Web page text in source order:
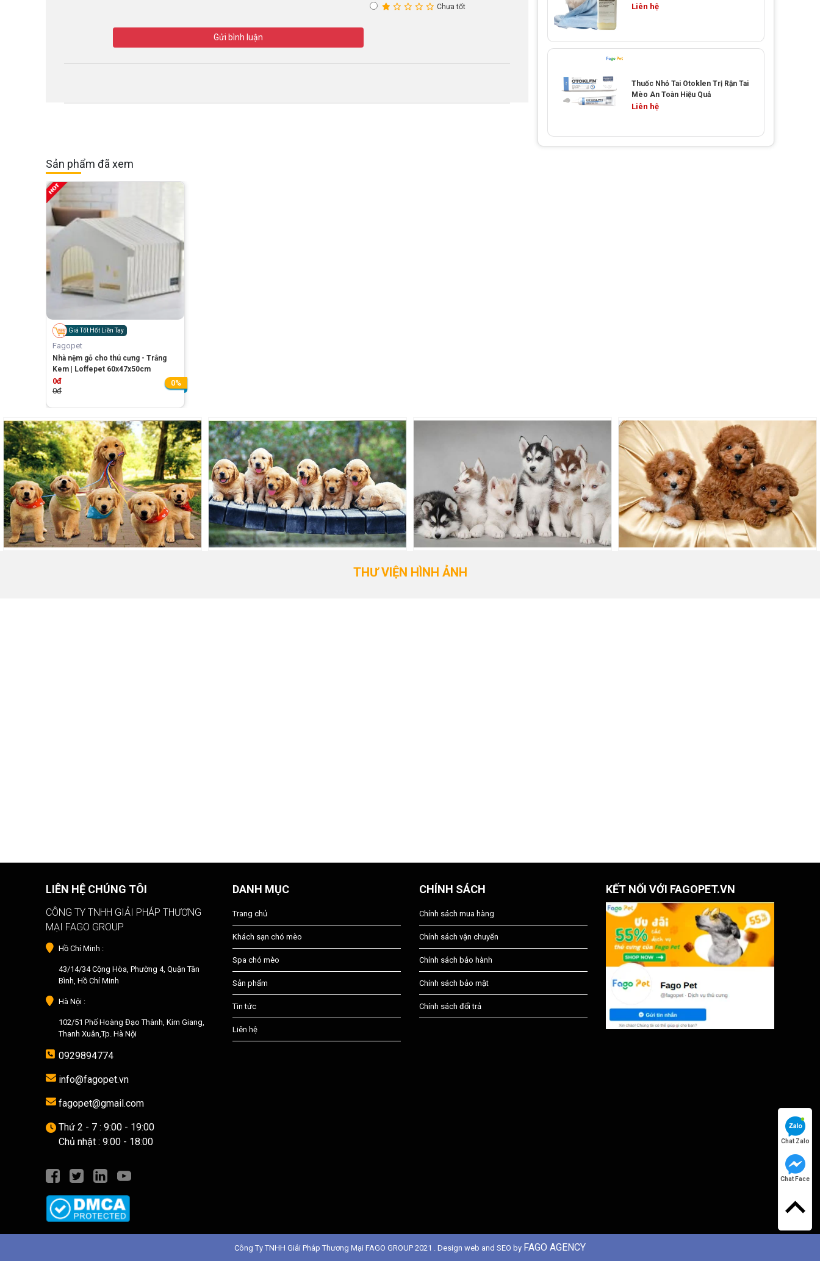
Chat Zalo
Chat Face
Chưa tốt
Gửi bình luận
Liên hệ
Thuốc Nhỏ Tai Otoklen Trị Rận Tai
Mèo An Toàn Hiệu Quả
Liên hệ
Sản phẩm đã xem
Giá Tốt Hốt Liền Tay
Fagopet
Nhà nệm gỗ cho thú cưng - Trắng
Kem | Loffepet 60x47x50cm
0đ
0đ
0%
THƯ VIỆN HÌNH ẢNH
LIÊN HỆ CHÚNG TÔI
CÔNG TY TNHH GIẢI PHÁP THƯƠNG
MẠI FAGO GROUP
Hồ Chí Minh :
43/14/34 Cộng Hòa, Phường 4, Quận Tân
Bình, Hồ Chí Minh
Hà Nội :
102/51 Phố Hoàng Đạo Thành, Kim Giang,
Thanh Xuân,Tp. Hà Nội
0929894774
info@fagopet.vn
fagopet@gmail.com
Thứ 2 - 7 : 9:00 - 19:00
Chủ nhật : 9:00 - 18:00
DANH MỤC
Trang chủ
Khách sạn chó mèo
Spa chó mèo
Sản phẩm
Tin tức
Liên hệ
CHÍNH SÁCH
Chính sách mua hàng
Chính sách vận chuyển
Chính sách bảo hành
Chính sách bảo mật
Chính sách đổi trả
KẾT NỐI VỚI FAGOPET.VN
Công Ty TNHH Giải Pháp Thương Mại FAGO GROUP 2021 . Design web and SEO by FAGO AGENCY